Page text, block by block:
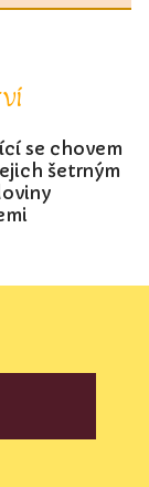
se chovem
šetrným